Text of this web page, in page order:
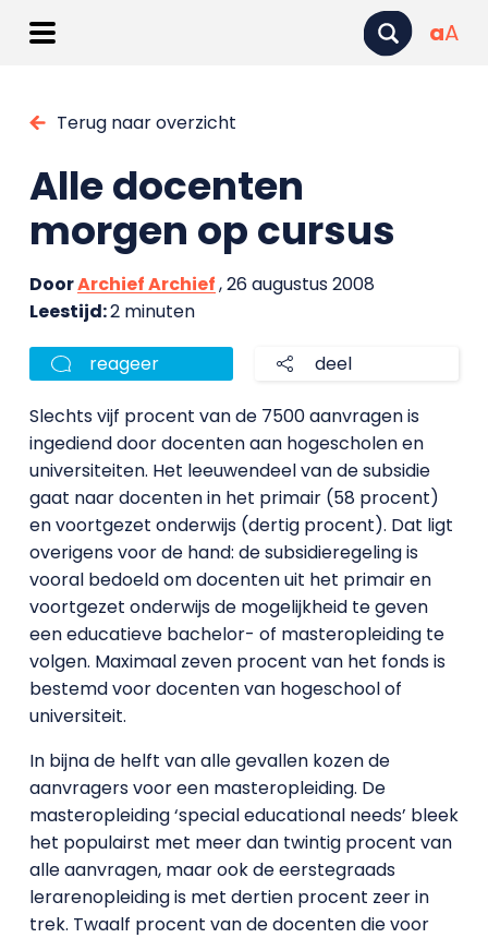
aA
Terug naar overzicht
Alle docenten
morgen op cursus
DoorArchief Archief, 26 augustus 2008
Leestijd:2 minuten
reageer deel
Slechts vijf procent van de 7500 aanvragen is
ingediend door docenten aan hogescholen en
universiteiten. Het leeuwendeel van de subsidie
gaat naar docenten in het primair (58 procent)
en voortgezet onderwijs (dertig procent). Dat ligt
overigens voor de hand: de subsidieregeling is
vooral bedoeld om docenten uit het primair en
voortgezet onderwijs de mogelijkheid te geven
een educatieve bachelor- of masteropleiding te
volgen. Maximaal zeven procent van het fonds is
bestemd voor docenten van hogeschool of
universiteit.
In bijna de helft van alle gevallen kozen de
aanvragers voor een masteropleiding. De
masteropleiding ‘special educational needs’ bleek
het populairst met meer dan twintig procent van
alle aanvragen, maar ook de eerstegraads
lerarenopleiding is met dertien procent zeer in
trek. Twaalf procent van de docenten die voor